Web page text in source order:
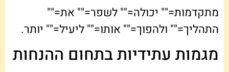
מתקדמות="" יכולה="" לשפר="" את=""
התהליך="" ולהפוך="" אותו="" ליעיל="" יותר.
מגמות עתידיות בתחום ההנחות